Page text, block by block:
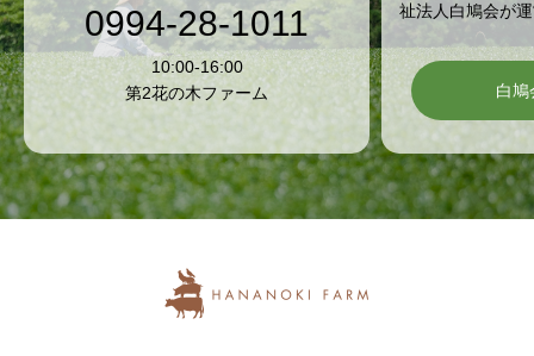
0994-28-1011
10:00-16:00
第2花の木ファーム
祉法人白鳩会が
白鳩